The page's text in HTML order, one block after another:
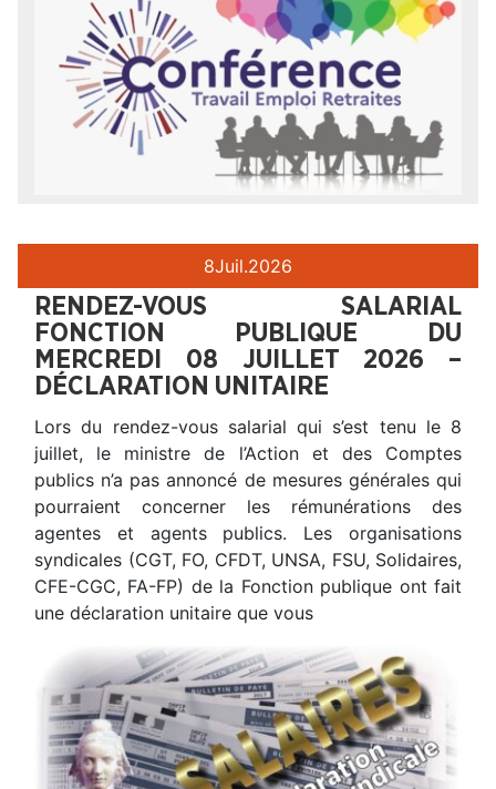
8Juil.2026
RENDEZ-VOUS SALARIAL
FONCTION PUBLIQUE DU
MERCREDI 08 JUILLET 2026 –
DÉCLARATION UNITAIRE
Lors du rendez-vous salarial qui s’est tenu le 8
juillet, le ministre de l’Action et des Comptes
publics n’a pas annoncé de mesures générales qui
pourraient concerner les rémunérations des
agentes et agents publics. Les organisations
syndicales (CGT, FO, CFDT, UNSA, FSU, Solidaires,
CFE-CGC, FA-FP) de la Fonction publique ont fait
une déclaration unitaire que vous